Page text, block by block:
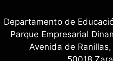
Departamento de
Parque Empresarial
Avenida de